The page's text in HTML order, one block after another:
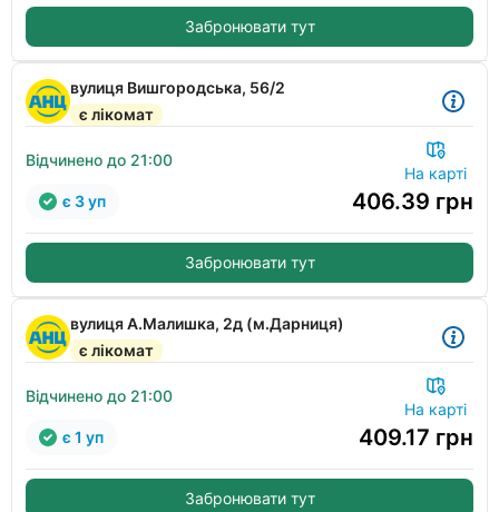
Забронювати тут
вулиця Вишгородська, 56/2
є лікомат
Відчинено до 21:00
На карті
406.39 грн
є 3 уп
Забронювати тут
вулиця А.Малишка, 2д (м.Дарниця)
є лікомат
Відчинено до 21:00
На карті
409.17 грн
є 1 уп
Забронювати тут